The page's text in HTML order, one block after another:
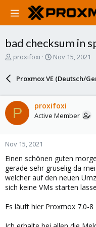
bad checksum in
T
d
s
t
t
e
r
proxifoxi
S
a
r
d
a
t
Nov 15, 2021
Proxmox VE (Deutsch/
P proxifoxi
Active Member
Nov 15, 2021
Einen schönen guten
gerade sehr gruselig da
welcher auf den neuen
sich keine VMs starten
Es läuft hier Proxmox 7.0-8